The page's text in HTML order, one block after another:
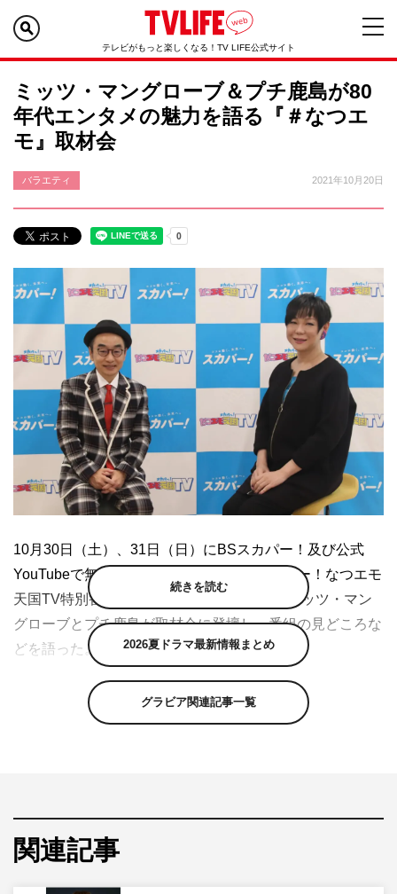
テレビがもっと楽しくなる！TV LIFE公式サイト
ミッツ・マングローブ＆プチ鹿島が80
年代エンタメの魅力を語る『＃なつエ
モ』取材会
バラエティ 2021年10月20日
10月30日（土）、31日（日）にBSスカパー！及び公式
YouTubeで無料放送・無料配信されるスカパー！なつエモ
天国TV特別番組『＃なつエモ』に出演するミッツ・マン
グローブとプチ鹿島が取材会に登壇し、番組の見どころな
どを語った。
スカパー！では、「スカパー！なつエモ天国TV」と題し
て、11月1日（月）～7日（日）までお茶の間や学校、職
バーするプチ鹿島、昭和のアイドル大好きなミッツ・マン
続きを読む
2026夏ドラマ最新情報まとめ
グラビア関連記事一覧
関連記事